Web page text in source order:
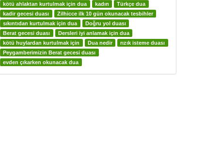
kötü ahlaktan kurtulmak için dua
kadın
Türkçe dua
kadir gecesi duası
Zilhicce ilk 10 gün okunacak tesbihler
sıkıntıdan kurtulmak için dua
Doğru yol duası
Berat gecesi duası
Dersleri iyi anlamak için dua
kötü huylardan kurtulmak için
Dua nedir
rızık isteme duası
Peygamberimizin Berat gecesi duası
evden çıkarken okunacak dua